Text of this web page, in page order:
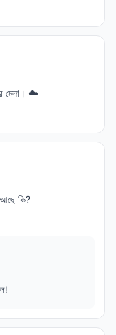
মেলা। ☁️
আছে কি?